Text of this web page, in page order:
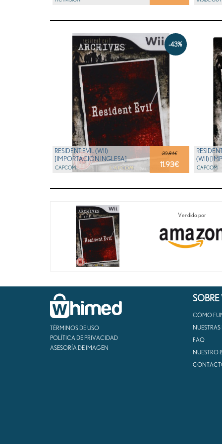
-43%
20.84€
11.93€
RESIDENT EVIL (WII)
[IMPORTACIÓN INGLESA]
CAPCOM
(WII)
CAPCOM
Vendido por
TÉRMINOS DE USO
POLÍTICA DE PRIVACIDAD
ASESORÍA DE IMAGEN
CÓMO
FAQ
NUESTRO